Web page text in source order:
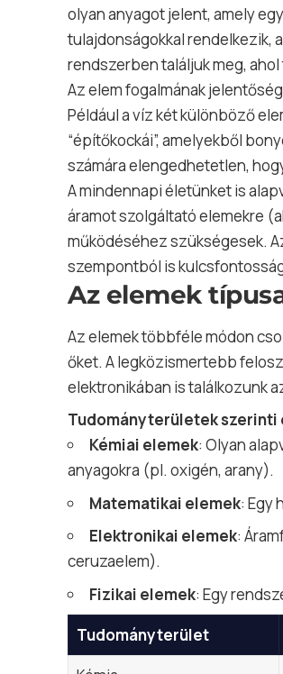
olyan anyagot jelent, amely
tulajdonságokkal rendelkezik,
rendszerben találjuk meg,
Az elem fogalmának
Például a víz két különböző
“építőkockái”, amelyekből
számára elengedhetetlen,
A mindennapi életünket is
áramot szolgáltató elemekre
működéséhez szükségesek.
szempontból is
Az elemek
Az elemek többféle módon
őket. A legközismertebb
elektronikában is találkozunk
Tudományterületek szerinti
Kémiai elemek: Olyan
anyagokra (pl.oxigén, arany).
Matematikai elemek: Egy
Elektronikai elemek:
ceruzaelem).
Fizikai elemek: Egy
Tudományterület